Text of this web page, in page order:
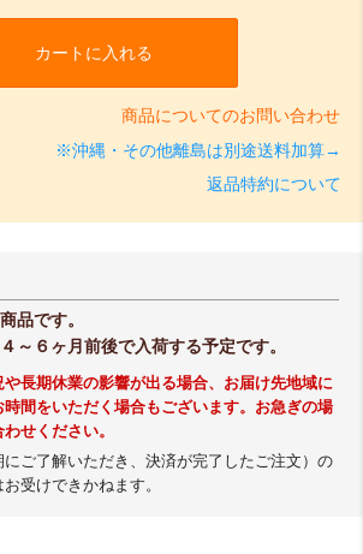
カートに入れる
商品についてのお問い合わせ
※沖縄・その他離島は別途送料加算→
返品特約について
品です。
～６ヶ月前後で入荷する予定です。
長期休業の影響が出る場合、お届け先地域に
間をいただく場合もございます。お急ぎの場
せください。
ご了解いただき、決済が完了したご注文）の
受けできかねます。